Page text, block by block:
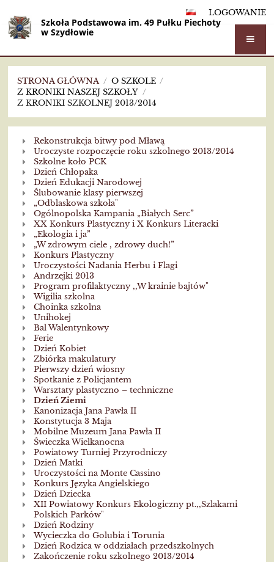
LOGOWANIE
Szkoła Podstawowa im. 49 Pułku Piechoty
w Szydłowie
STRONA GŁÓWNA / O SZKOLE /
Z KRONIKI NASZEJ SZKOŁY /
Z KRONIKI SZKOLNEJ 2013/2014
kroniki
szkolnej
2013/2014
Rekonstrukcja bitwy pod Mławą
Uroczyste rozpoczęcie roku szkolnego 2013/2014
Szkolne koło PCK
Dzień Chłopaka
Dzień Edukacji Narodowej
Ślubowanie klasy pierwszej
„Odblaskowa szkoła"
Ogólnopolska Kampania „Białych Serc”
XX Konkurs Plastyczny i X Konkurs Literacki
„Ekologia i ja”
„W zdrowym ciele , zdrowy duch!”
Konkurs Plastyczny
Uroczystości Nadania Herbu i Flagi
Andrzejki 2013
Program profilaktyczny ,,W krainie bajtów"
Wigilia szkolna
Choinka szkolna
Unihokej
Bal Walentynkowy
Ferie
Dzień Kobiet
Zbiórka makulatury
Pierwszy dzień wiosny
Spotkanie z Policjantem
Warsztaty plastyczno – techniczne
Dzień Ziemi
Kanonizacja Jana Pawła II
Konstytucja 3 Maja
Mobilne Muzeum Jana Pawła II
Świeczka Wielkanocna
Powiatowy Turniej Przyrodniczy
Dzień Matki
Uroczystości na Monte Cassino
Konkurs Języka Angielskiego
Dzień Dziecka
XII Powiatowy Konkurs Ekologiczny pt.,,Szlakami
Polskich Parków"
Dzień Rodziny
Wycieczka do Golubia i Torunia
Dzień Rodzica w oddziałach przedszkolnych
Zakończenie roku szkolnego 2013/2014